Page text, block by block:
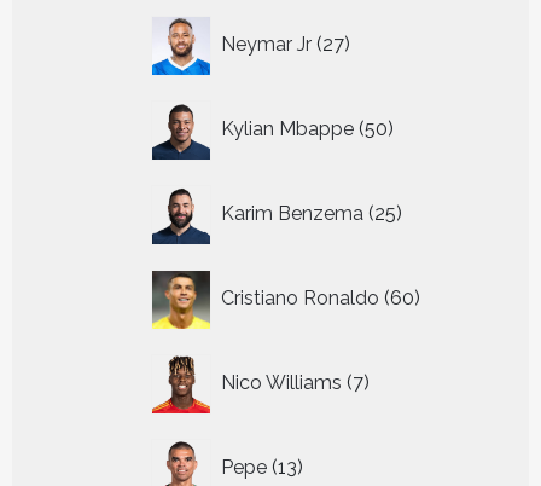
Neymar Jr 27
producten
Kylian Mbappe 50
producten
Karim Benzema 25
producten
Cristiano Ronaldo 60
producten
Nico Williams 7
producten
Pepe 13
producten